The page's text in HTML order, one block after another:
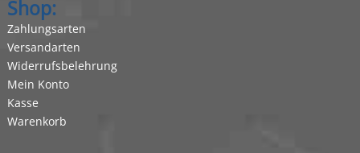
Shop:
Zahlungsarten
Versandarten
Widerrufsbelehrung
Mein Konto
Kasse
Warenkorb